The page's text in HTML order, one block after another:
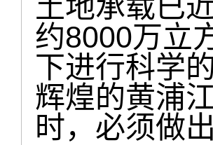
约8000万立
下进行科学
辉煌的黄浦
时，必须做